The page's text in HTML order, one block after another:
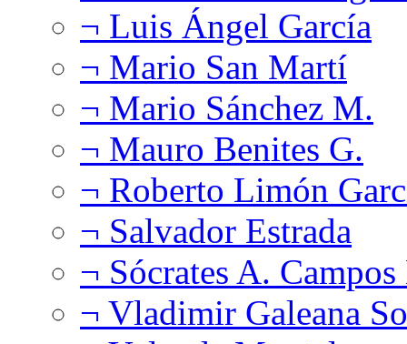
¬ Luis Ángel García
¬ Mario San Martí
¬ Mario Sánchez M.
¬ Mauro Benites G.
¬ Roberto Limón
¬ Salvador Estrada
¬ Sócrates A.
¬ Vladimir Galeana